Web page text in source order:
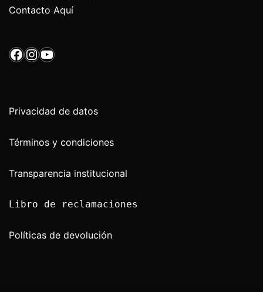
Contacto Aquí
Facebook
Instagram
YouTube
Privacidad de datos
Términos y condiciones
Transparencia institucional
Libro de reclamaciones
Políticas de devolución